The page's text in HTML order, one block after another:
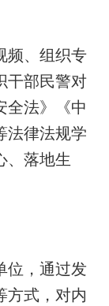
、组织专
干部民警对
全法》《中
法律法规学
、落地生
，通过发
方式，对内